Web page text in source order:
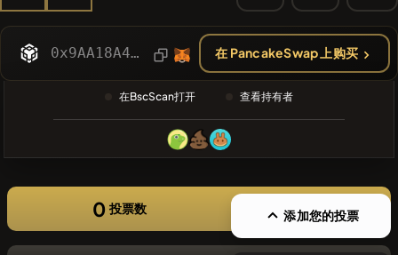
🔎 最近搜索
❌没有最近
的币种
0x9AA18A4E73E1016918fA360Eed950D9580C9551d 在 PancakeSwap 上购买
在BscScan打开 查看持有者
0 投票数 添加您的投票